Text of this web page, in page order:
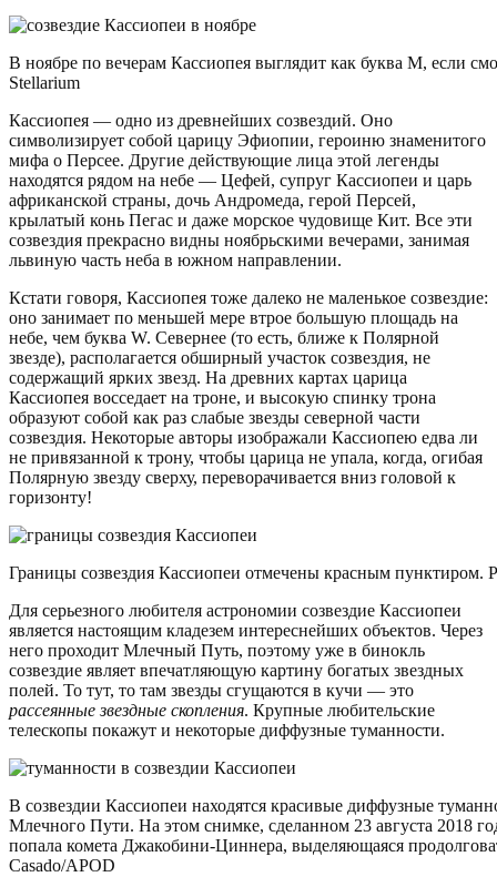
В ноябре по вечерам Кассиопея выглядит как буква М, если
Stellarium
Кассиопея — одно из древнейших созвездий. Оно
символизирует собой царицу Эфиопии, героиню знаменитого
мифа о Персее. Другие действующие лица этой легенды
находятся рядом на небе — Цефей, супруг Кассиопеи и царь
африканской страны, дочь Андромеда, герой Персей,
крылатый конь Пегас и даже морское чудовище Кит. Все эти
созвездия прекрасно видны ноябрьскими вечерами, занимая
львиную часть неба в южном направлении.
Кстати говоря, Кассиопея тоже далеко не маленькое созвездие:
оно занимает по меньшей мере втрое большую площадь на
небе, чем буква W. Севернее (то есть, ближе к Полярной
звезде), располагается обширный участок созвездия, не
содержащий ярких звезд. На древних картах царица
Кассиопея восседает на троне, и высокую спинку трона
образуют собой как раз слабые звезды северной части
созвездия. Некоторые авторы изображали Кассиопею едва ли
не привязанной к трону, чтобы царица не упала, когда, огибая
Полярную звезду сверху, переворачивается вниз головой к
горизонту!
Границы созвездия Кассиопеи отмечены красным пунктиром.
Для серьезного любителя астрономии созвездие Кассиопеи
является настоящим кладезем интереснейших объектов. Через
него проходит Млечный Путь, поэтому уже в бинокль
созвездие являет впечатляющую картину богатых звездных
полей. То тут, то там звезды сгущаются в кучи — это
рассеянные звездные скопления. Крупные любительские
телескопы покажут и некоторые диффузные туманности.
В созвездии Кассиопеи находятся красивые диффузные
Млечного Пути. На этом снимке, сделанном 23 августа 2018
попала комета Джакобини-Циннера, выделяющаяся
Casado/APOD